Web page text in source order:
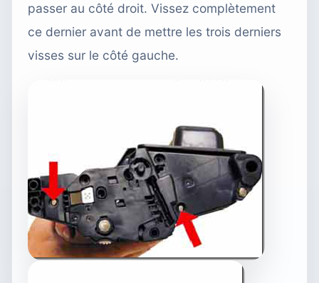
passer au côté droit. Vissez complètement
ce dernier avant de mettre les trois derniers
visses sur le côté gauche.